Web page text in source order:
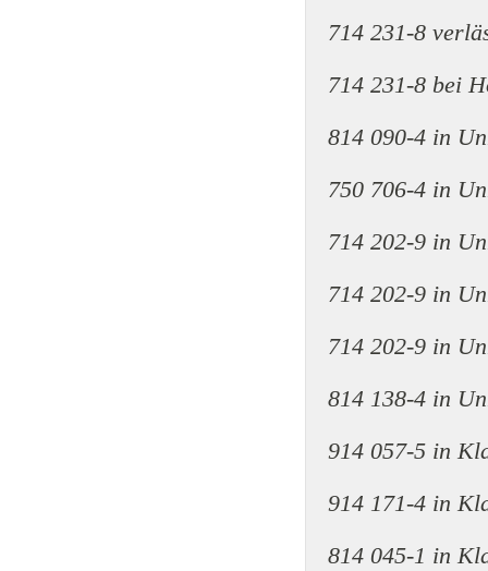
714 231-8
714 231-8 bei
814 090-4 in
750 706-4 in
714 202-9 in
714 202-9 in
714 202-9 in
814 138-4 in
914 057-5 in
914 171-4 in
814 045-1 in